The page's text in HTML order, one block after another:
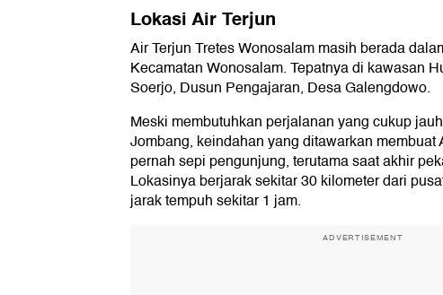
Lokasi Air Terjun
Air Terjun Tretes Wonosalam masih berada
Kecamatan Wonosalam. Tepatnya di kawasan
Soerjo, Dusun Pengajaran, Desa Galengdowo.
Meski membutuhkan perjalanan yang cukup
Jombang, keindahan yang ditawarkan membuat
pernah sepi pengunjung, terutama saat akhir
Lokasinya berjarak sekitar 30 kilometer dari
jarak tempuh sekitar 1 jam.
ADVERTISEMENT